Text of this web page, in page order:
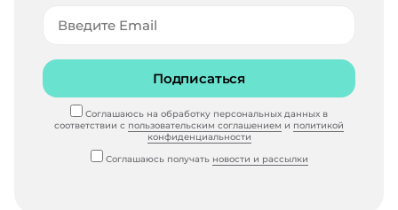
Подписаться
Соглашаюсь на обработку персональных данных в
соответствии с пользовательским соглашением и политикой
конфиденциальности
Соглашаюсь получать новости и рассылки